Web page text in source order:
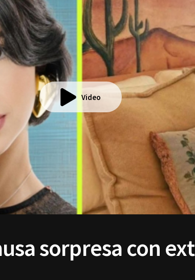
Video
sorpresa con